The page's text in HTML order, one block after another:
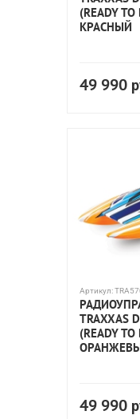
(READY
КРАСНЫЙ
49 990
Артикул:
TRAXXAS
(READY
49 990